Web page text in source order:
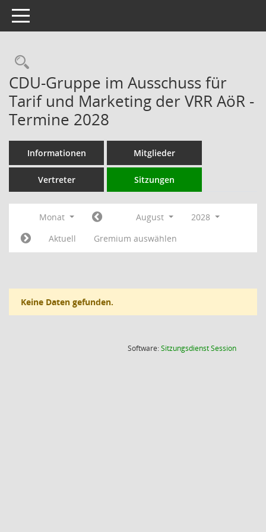
Toggle navigation
Rechercheauswahl
CDU-Gruppe im Ausschuss für
Tarif und Marketing der VRR AöR -
Termine 2028
Informationen Mitglieder
Vertreter Sitzungen
Monat August
2028
Aktuell
Gremium auswählen
Keine Daten gefunden.
Software:SitzungsdienstSession(Wird in